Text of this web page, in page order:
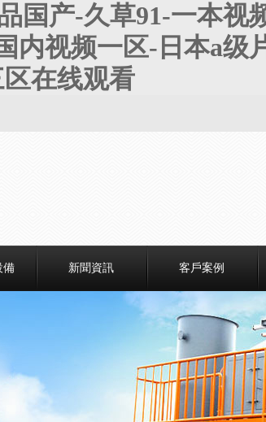
国产-久草91-一本视
视频一区-日本a级
在线观看
備 新聞資訊 客戶案例